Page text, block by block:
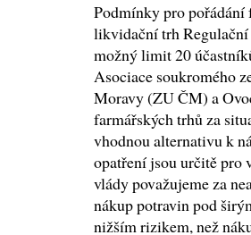
Podmínky pro pořádání
likvidační trh
možný limit 20
Asociace soukromého
Moravy (ZU ČM) a
farmářských trhů za
vhodnou alternativu k
opatření jsou určitě pro
vlády považujeme za
nákup potravin pod
nižším rizikem, než